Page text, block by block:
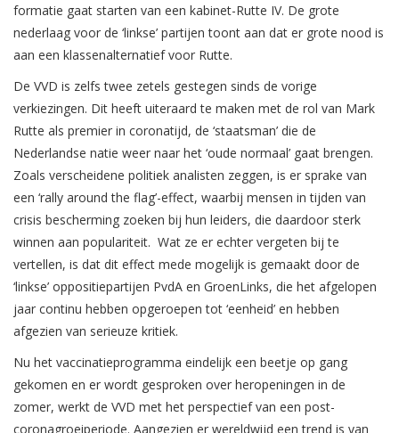
formatie gaat starten van een kabinet-Rutte IV. De grote
nederlaag voor de ‘linkse’ partijen toont aan dat er grote nood is
aan een klassenalternatief voor Rutte.
De VVD is zelfs twee zetels gestegen sinds de vorige
verkiezingen. Dit heeft uiteraard te maken met de rol van Mark
Rutte als premier in coronatijd, de ‘staatsman’ die de
Nederlandse natie weer naar het ‘oude normaal’ gaat brengen.
Zoals verscheidene politiek analisten zeggen, is er sprake van
een ‘rally around the flag’-effect, waarbij mensen in tijden van
crisis bescherming zoeken bij hun leiders, die daardoor sterk
winnen aan populariteit. Wat ze er echter vergeten bij te
vertellen, is dat dit effect mede mogelijk is gemaakt door de
‘linkse’ oppositiepartijen PvdA en GroenLinks, die het afgelopen
jaar continu hebben opgeroepen tot ‘eenheid’ en hebben
afgezien van serieuze kritiek.
Nu het vaccinatieprogramma eindelijk een beetje op gang
gekomen en er wordt gesproken over heropeningen in de
zomer, werkt de VVD met het perspectief van een post-
coronagroeiperiode. Aangezien er wereldwijd een trend is van